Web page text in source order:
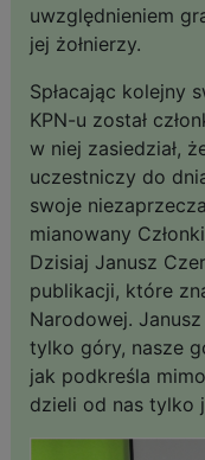
uwzględnieniem
jej żołnierzy.
Spłacając kolejny
KPN-u został
w niej zasiedział,
uczestniczy do
swoje
mianowany
Dzisiaj Janusz
publikacji, które
Narodowej.
tylko góry, nasze
jak podkreśla
dzieli od nas tylko